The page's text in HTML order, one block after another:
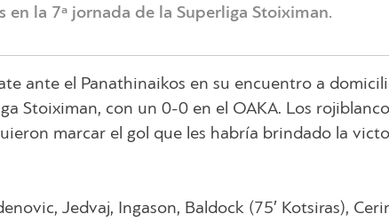
la 7ª jornada de la Superliga Stoiximan.
ante el Panathinaikos en su encuentro a
Stoiximan, con un 0-0 en el OAKA. Los
marcar el gol que les habría brindado la
Jedvaj, Ingason, Baldock (75′ Kotsiras),